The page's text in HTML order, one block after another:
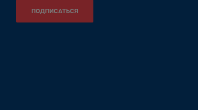
ПОДПИСАТЬСЯ